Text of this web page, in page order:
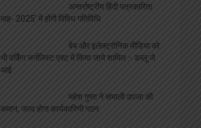
अन्तर्राष्ट्रीय हिंदी पत्रकारिता
माह- 2025′ में होंगी विविध गतिविधि
वेब और इलेक्ट्रोनिक मीडिया को
भी वर्किंग जर्नलिस्ट एक्ट में किया जाये शामिल :- डब्लू जे
आई
महेश गुप्ता ने संभाली उपजा की
कमान, जल्द होगा कार्यकारिणी गठन